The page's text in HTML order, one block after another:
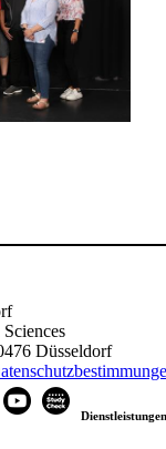
Düsseldorf
Dienstleistungen